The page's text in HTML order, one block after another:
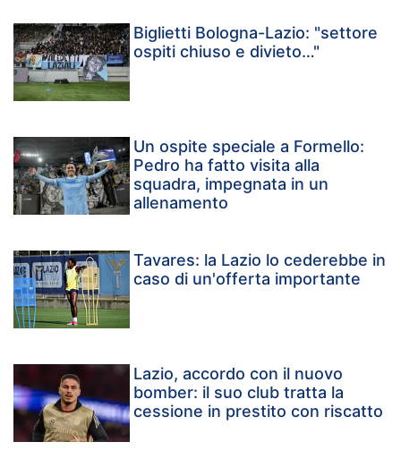
Biglietti Bologna-Lazio: "settore
ospiti chiuso e divieto…"
Un ospite speciale a Formello:
Pedro ha fatto visita alla
squadra, impegnata in un
allenamento
Tavares: la Lazio lo cederebbe in
caso di un'offerta importante
Lazio, accordo con il nuovo
bomber: il suo club tratta la
cessione in prestito con riscatto